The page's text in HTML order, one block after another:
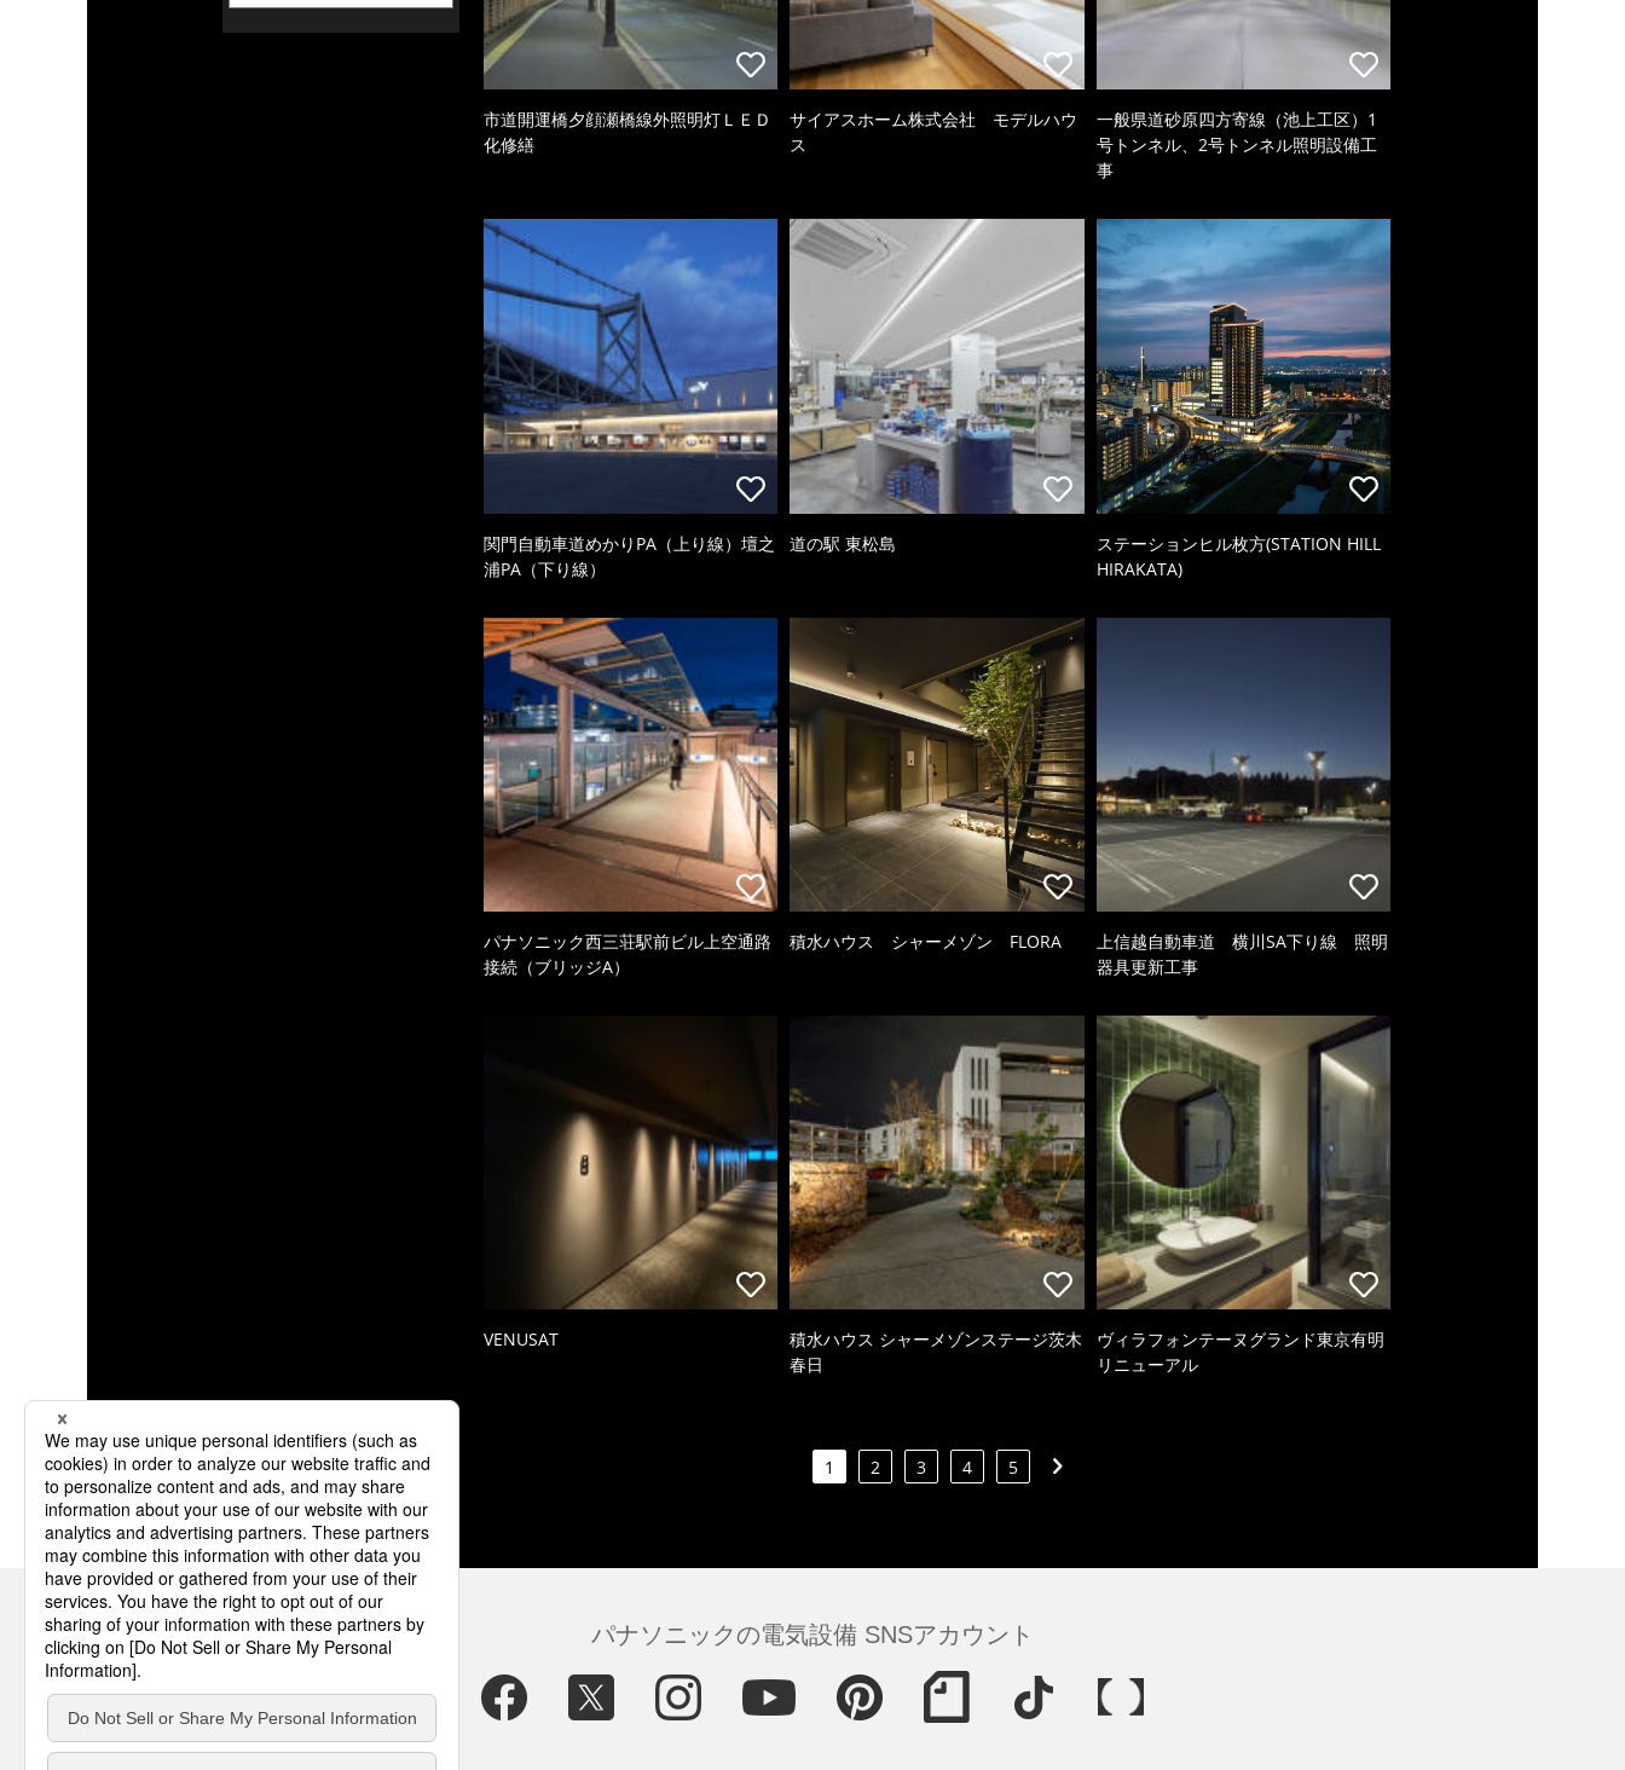
市道開運橋夕顔瀬橋線外照明灯ＬＥＤ
化修繕
サイアスホーム株式会社 モデルハウ
ス
一般県道砂原四方寄線（池上工区）1
号トンネル、2号トンネル照明設備工
事
関門自動車道めかりPA（上り線）壇之
浦PA（下り線）
道の駅 東松島
ステーションヒル枚方(STATION HILL
HIRAKATA)
パナソニック西三荘駅前ビル上空通路
接続（ブリッジA）
積水ハウス シャーメゾン FLORA
上信越自動車道 横川SA下り線 照明
器具更新工事
VENUSAT
積水ハウス シャーメゾンステージ茨木
春日
ヴィラフォンテーヌグランド東京有明
リニューアル
1 2 3 4 5
パナソニックの電気設備 SNSアカウント